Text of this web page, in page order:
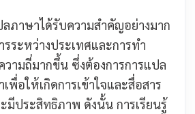
ภาษาได้รับความสำคัญอย่างมาก
รระหว่างประเทศและการทำ
ามถี่มากขึ้น ซึ่งต้องการการแปล
พื่อให้เกิดการเข้าใจและสื่อสาร
มีประสิทธิภาพ ดังนั้น การเรียนรู้